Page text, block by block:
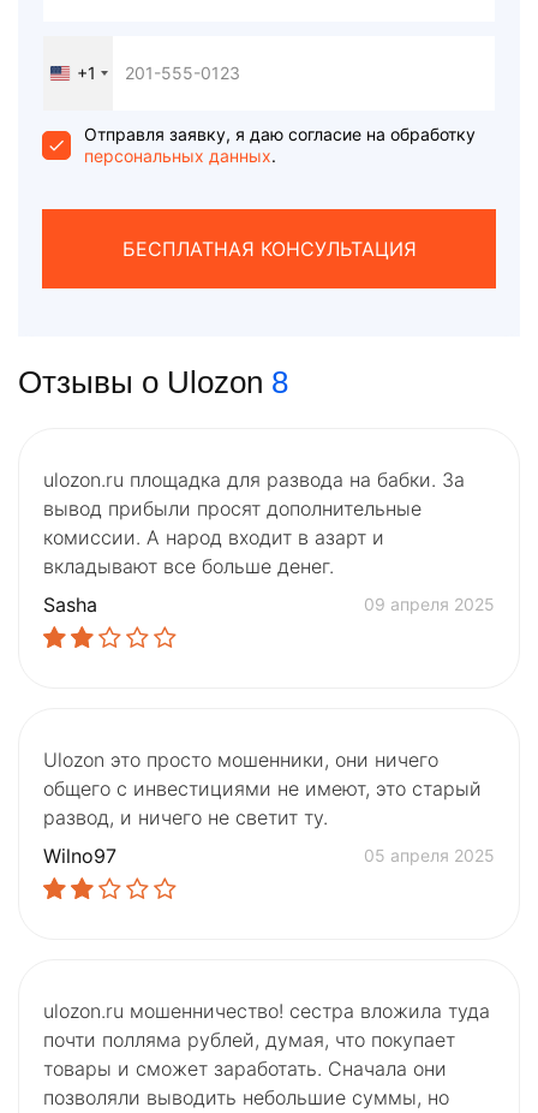
United
+1
+1
Отправля заявку, я даю согласие на обработку
персональных данных.
БЕСПЛАТНАЯ КОНСУЛЬТАЦИЯ
Отзывы о Ulozon 8
ulozon.ru площадка для развода на бабки. За
вывод прибыли просят дополнительные
комиссии. А народ входит в азарт и
вкладывают все больше денег.
Sasha
09 апреля 2025
Ulozon это просто мошенники, они ничего
общего с инвестициями не имеют, это старый
развод, и ничего не светит ту.
Wilno97
05 апреля 2025
ulozon.ru мошенничество! сестра вложила туда
почти полляма рублей, думая, что покупает
товары и сможет заработать. Сначала они
позволяли выводить небольшие суммы, но